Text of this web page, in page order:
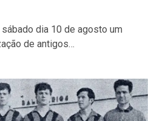
dia 10 de agosto um
de antigos…